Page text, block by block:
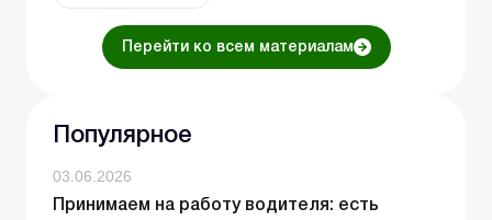
Перейти ко всем материалам
Популярное
03.06.2026
Принимаем на работу водителя: есть